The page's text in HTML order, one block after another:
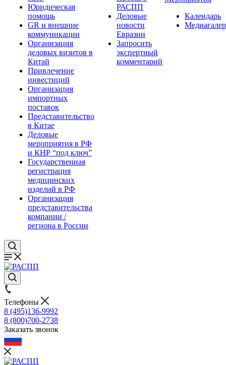
Юридическая
помощь
GR и внешние
коммуникации
Организация
деловых визитов в
Китай
Привлечение
инвестиций
Организация
импортных
поставок
Представительство
в Китае
Деловые
мероприятия в РФ
и КНР “под ключ”
Государственная
регистрация
медицинских
изделий в РФ
Организация
представительства
компании /
региона в России
РАСПП
Деловые
новости
Евразии
Запросить
экспертный
комментарий
Календарь
Телефоны
8 (495)136-9992
8 (800)700-2738
Заказать звонок